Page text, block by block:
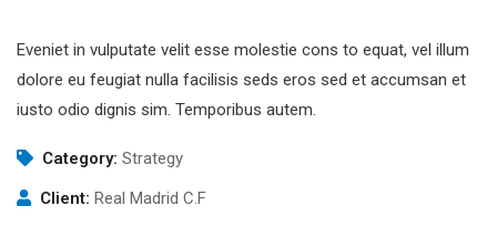
Eveniet in vulputate velit esse molestie cons to equat, vel illum
dolore eu feugiat nulla facilisis seds eros sed et accumsan et
iusto odio dignis sim. Temporibus autem.
Category: Strategy
Client: Real Madrid C.F